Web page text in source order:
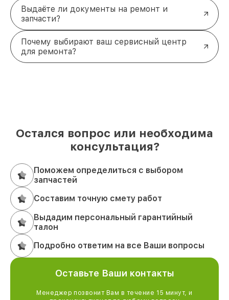
Выдаёте ли документы на ремонт и
запчасти?
Почему выбирают ваш сервисный центр
для ремонта?
Остался вопрос или необходима
консультация?
Поможем определиться с выбором
запчастей
Составим точную смету работ
Выдадим персональный гарантийный
талон
Подробно ответим на все Ваши вопросы
Оставьте Ваши контакты
Менеджер позвонит Вам в течение 15 минут, и